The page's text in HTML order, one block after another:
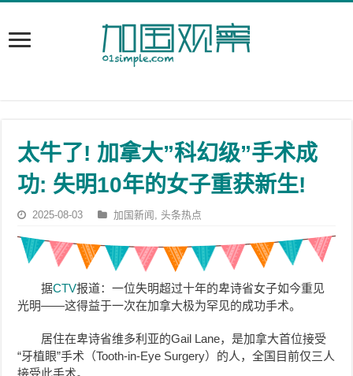
太牛了! 加拿大”科幻级”手术成
功: 失明10年的女子重获新生!
2025-08-03 加国新闻 ,头条热点
据CTV报道：一位失明超过十年的卑诗省女子如今重见
光明——这得益于一次在加拿大极为罕见的成功手术。
居住在卑诗省维多利亚的Gail Lane，是加拿大首位接受
“牙植眼”手术（Tooth-in-Eye Surgery）的人，全国目前仅三人